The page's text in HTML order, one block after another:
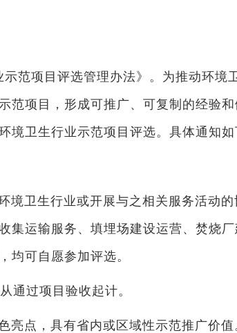
范项目评选管理办法》。为推动环境
范项目，形成可推广、可复制的经验
卫生行业示范项目评选。具体通知如
境卫生行业或开展与之相关服务活动
集运输服务、填埋场建设运营、焚烧
均可自愿参加评选。
通过项目验收起计。
亮点，具有省内或区域性示范推广价值